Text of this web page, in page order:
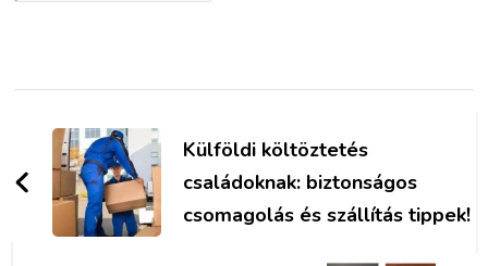
navigációjaKülföldi költöztetés
családoknak: biztonságos
csomagolás és szállítás tippek!